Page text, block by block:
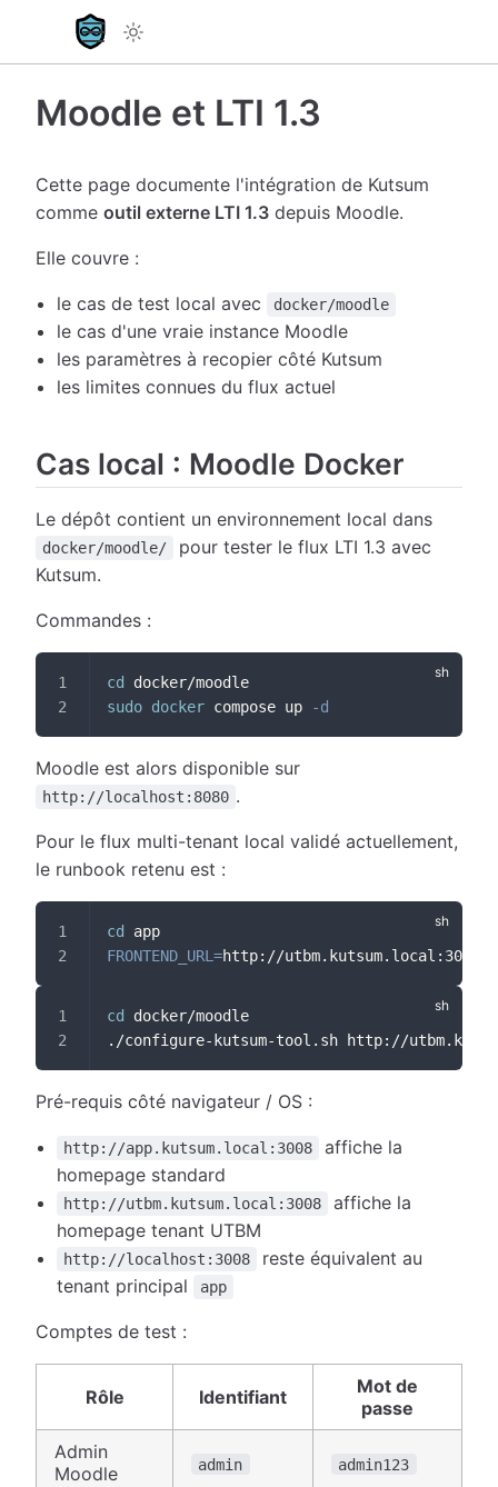
Moodle et LTI 1.3
Cette page documente l'intégration de Kutsum
comme outil externe LTI 1.3 depuis Moodle.
Elle couvre :
le cas de test local avec docker/moodle
le cas d'une vraie instance Moodle
les paramètres à recopier côté Kutsum
les limites connues du flux actuel
Cas local : Moodle Docker
Le dépôt contient un environnement local dans
docker/moodle/
pour tester le flux LTI 1.3 avec
Kutsum.
Commandes :
cd
docker/moodle
sudo docker compose up -d
Moodle est alors disponible sur
http://localhost:8080 .
Pour le flux multi-tenant local validé actuellement,
le runbook retenu est :
cd
app
FRONTEND_URL=http://utbm.kutsum.local:3008
cd
docker/moodle
./configure-kutsum-tool.sh http://
Pré-requis côté navigateur / OS :
http://app.kutsum.local:3008
affiche la
homepage standard
http://utbm.kutsum.local:3008
affiche la
homepage tenant UTBM
http://localhost:3008
reste équivalent au
tenant principal
app
Comptes de test :
Rôle Identifiant
Mot de
passe
Admin
Moodle
admin admin123